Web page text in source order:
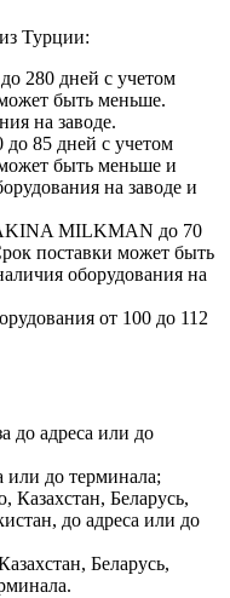
Турции:
280 дней с учетом
быть меньше.
на заводе.
85 дней с учетом
быть меньше и
на заводе и
MILKMAN до 70
поставки может быть
оборудования на
от 100 до 112
до адреса или до
или до терминала;
Казахстан, Беларусь,
до адреса или до
Беларусь,